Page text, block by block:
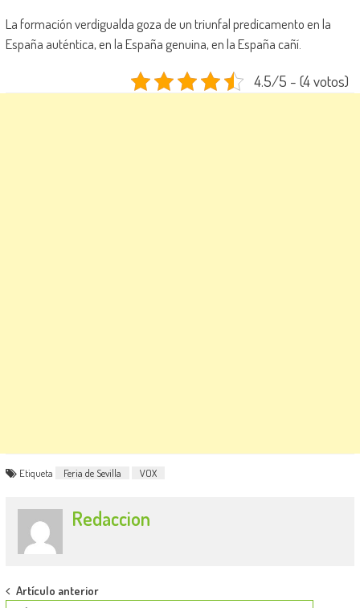
La formación verdigualda goza de un triunfal predicamento en la
España auténtica, en la España genuina, en la España cañí.
4.5/5 - (4 votos)
Etiqueta Feria de Sevilla VOX
Redaccion
Post
Artículo anterior